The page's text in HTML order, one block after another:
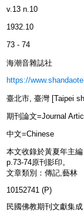
v.13 n.10
1932.10
73 - 74
海潮音雜誌社
https://
臺北市, 臺灣 [Taipei
期刊論文=Journal
中文=Chinese
本文收錄於黃夏年主
p.73-74原刊影印。
文章類別：傳記,藝林
10152741 (P)
民國佛教期刊文獻集